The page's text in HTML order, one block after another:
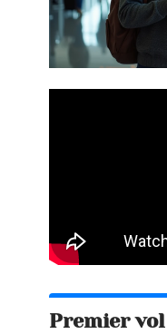
Premier vol